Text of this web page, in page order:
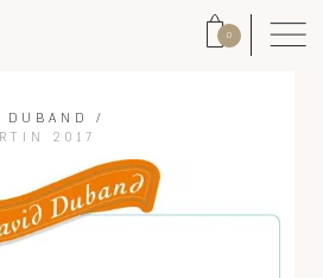
0
DUBAND
/
2017